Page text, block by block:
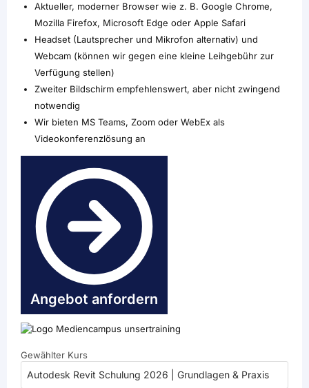
Aktueller, moderner Browser wie z. B. Google Chrome,
Mozilla Firefox, Microsoft Edge oder Apple Safari
Headset (Lautsprecher und Mikrofon alternativ) und
Webcam (können wir gegen eine kleine Leihgebühr zur
Verfügung stellen)
Zweiter Bildschirm empfehlenswert, aber nicht zwingend
notwendig
Wir bieten MS Teams, Zoom oder WebEx als
Videokonferenzlösung an
Angebot anfordern
Gewählter Kurs